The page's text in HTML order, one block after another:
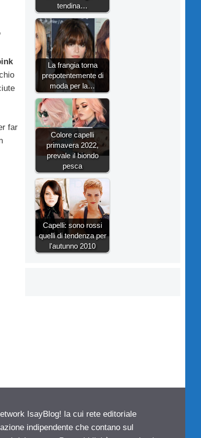
far
tendina…
La frangia torna
prepotentemente di
moda per la…
Colore capelli
primavera 2022,
prevale il biondo
pesca
Capelli: sono rossi
quelli di tendenza per
l'autunno 2010
IsayBlog! la cui rete editoriale
indipendente che contano sul